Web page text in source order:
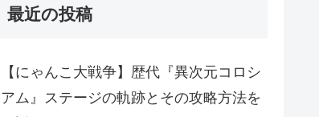
最近の投稿
【にゃんこ大戦争】歴代『異次元コロシ
アム』ステージの軌跡とその攻略方法を